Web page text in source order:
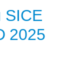
SICE
2025